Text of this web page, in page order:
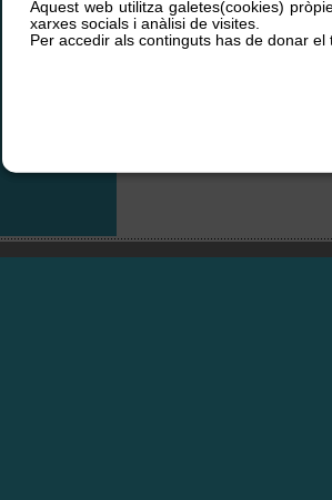
Aquest web utilitza galetes(cookies)
xarxes socials i anàlisi de visites.
Per accedir als continguts has de donar